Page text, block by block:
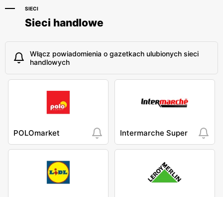
SIECI
Sieci handlowe
Włącz powiadomienia o gazetkach ulubionych sieci
handlowych
POLOmarket Intermarche Super